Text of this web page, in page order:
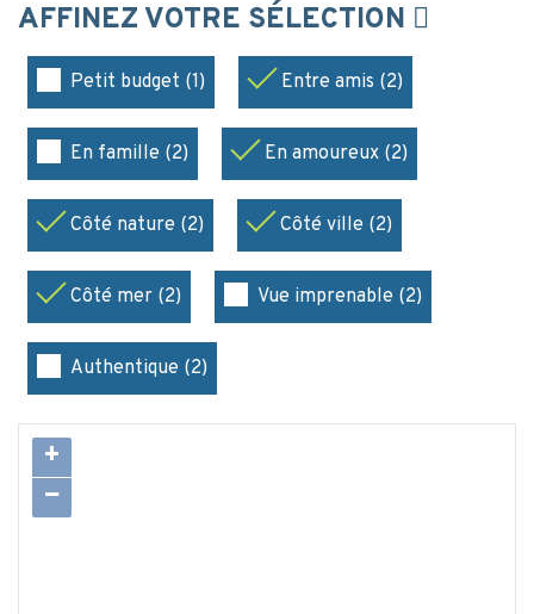
AFFINEZ VOTRE SÉLECTION
Petit budget (1) Entre amis (2)
En famille (2) En amoureux (2)
Côté nature (2) Côté ville (2)
Côté mer (2) Vue imprenable (2)
Authentique (2)
+
−